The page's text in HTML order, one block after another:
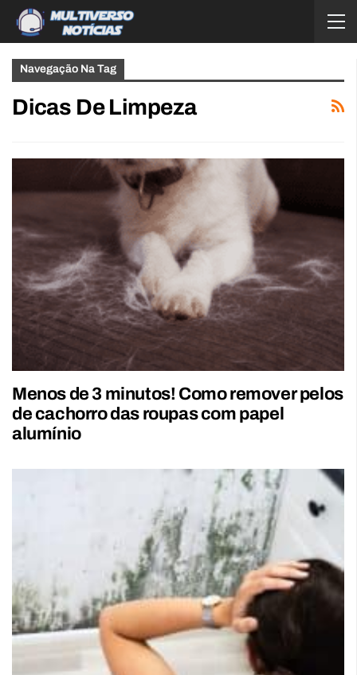
Navegação Na Tag
Dicas De Limpeza
Menos de 3 minutos! Como remover pelos
de cachorro das roupas com papel
alumínio